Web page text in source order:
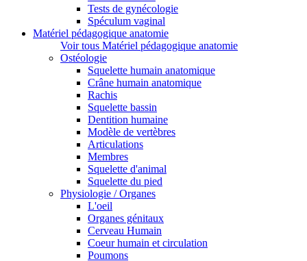
Tests de gynécologie
Spéculum vaginal
Matériel pédagogique anatomie
Voir tous Matériel pédagogique anatomie
Ostéologie
Squelette humain anatomique
Crâne humain anatomique
Rachis
Squelette bassin
Dentition humaine
Modèle de vertèbres
Articulations
Membres
Squelette d'animal
Squelette du pied
Physiologie / Organes
L'oeil
Organes génitaux
Cerveau Humain
Coeur humain et circulation
Poumons